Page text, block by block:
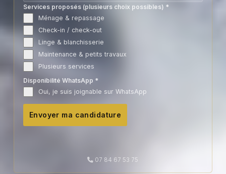
Services proposés (plusieurs choix possibles) *
Ménage & repassage
Check-in / check-out
Linge & blanchisserie
Maintenance & petits travaux
Plusieurs services
Disponibilité WhatsApp *
Oui, je suis joignable sur WhatsApp
Envoyer ma candidature
07 84 67 53 75